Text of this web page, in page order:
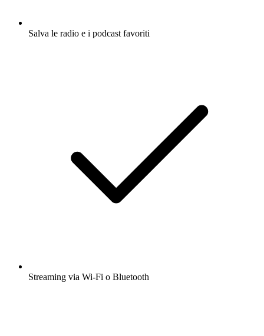
Salva le radio e i podcast favoriti
Streaming via Wi-Fi o Bluetooth